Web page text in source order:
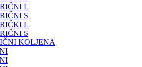
L
S
L
S
KOLJENA